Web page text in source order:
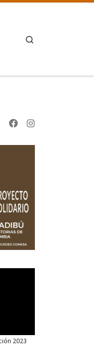
2023